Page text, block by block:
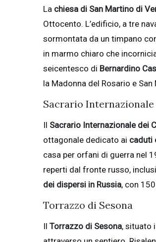
La chiesa di San Martino di
Ottocento. L’edificio, a tre
sormontata da un timpano
in marmo chiaro che
seicentesco di Bernardino
la Madonna del Rosario e
Sacrario
Il Sacrario Internazionale dei
ottagonale dedicato ai caduti
casa per orfani di guerra nel
reperti dal fronte russo,
dei dispersi in Russia, con
Torrazzo di Sesona
Il Torrazzo di Sesona, situato